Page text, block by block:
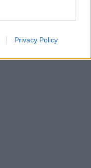
Privacy Policy